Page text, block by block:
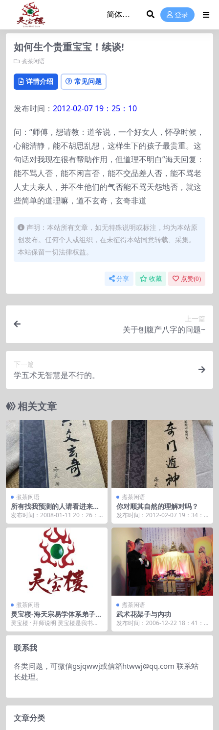
登录
如何生个贵重宝宝！续谈!
煮茶闲语
详情介绍 常见问题
发布时间： 2012-02-07 19：25：10
问：“师傅，想请教：道爷说，一个好女人，怀孕时候，
心能清静，能不胡思乱想，这样生下的孩子最贵重。这
句话对我现在很有帮助作用，但道理不明白”海天回复：
能不骂人否，能不闲言否，能不交品差人否，能不骂老
人丈夫亲人，并不生他们的气否能不骂天怨地否，就这
些简单的道理嘛，道不玄奇，玄奇非道
声明：本站所有文章，如无特殊说明或标注，均为本站原
创发布。任何个人或组织，在未征得本站同意转载、采集。
本站保留一切法律权益。
分享 收藏 点赞(0)
上一篇
关于刨腹产八字的问题~
下一篇
学五术无智慧是不行的。
相关文章
煮茶闲语
所有找我预测的人请看进来，
谢谢理解
发布时间：2008-01-11 20：26：1
0 一，我不算命的，不要找错人。
二...
煮茶闲语
你对顺其自然的理解对吗？
发布时间：2012-02-07 19：34：5
3 有些朋友,动不动...
煮茶闲语
灵宝楼-海天宗易学体系弟子班
招生简要
灵宝楼 · 拜师说明 灵宝楼是我书斋
名字，也是我道门派系，亦是我公
司名称。 海天...
煮茶闲语
武术花架子与内功
发布时间：2006-12-22 18：41：5
3 12个小时的火车到达银川，下
车...
联系我
各类问题，可微信gsjqwwj或信箱htwwj@qq.com 联系站
长处理。
文章分类